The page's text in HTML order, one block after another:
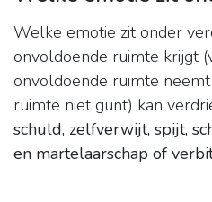
Welke emotie zit onder
onvoldoende ruimte krijgt
onvoldoende ruimte
ruimte niet gunt) kan
schuld, zelfverwijt, spijt,
en martelaarschap of